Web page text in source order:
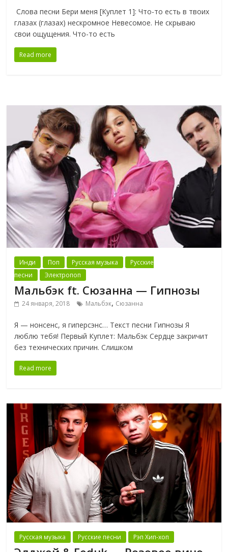
Слова песни Бери меня [Куплет 1]: Что-то есть в твоих
глазах (глазах) нескромное Невесомое. Не скрываю
свои ощущения. Что-то есть
Read more
Инди Поп Русская музыка
Русские
песни
Электропоп
Мальбэк ft. Сюзанна — Гипнозы
24 января, 2018 Мальбэк, Сюзанна
Я — нонсенс, я гиперсэнс… Текст песни Гипнозы Я
люблю тебя! Первый Куплет: Мальбэк Сердце закричит
без технических причин. Слишком
Read more
Русская музыка Русские песни Рэп Хип-хоп